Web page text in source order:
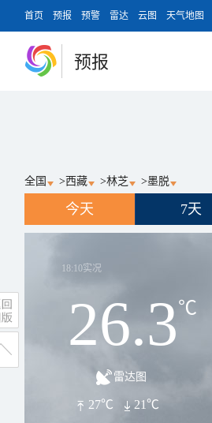
首页 预报 预警 雷达 云图 天气地图
预报
全国 >西藏 >林芝 >墨脱
今天 7天
18:10实况
26.3℃
雷达图
27℃ 21℃